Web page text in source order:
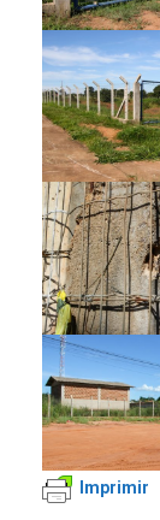
Imprimir